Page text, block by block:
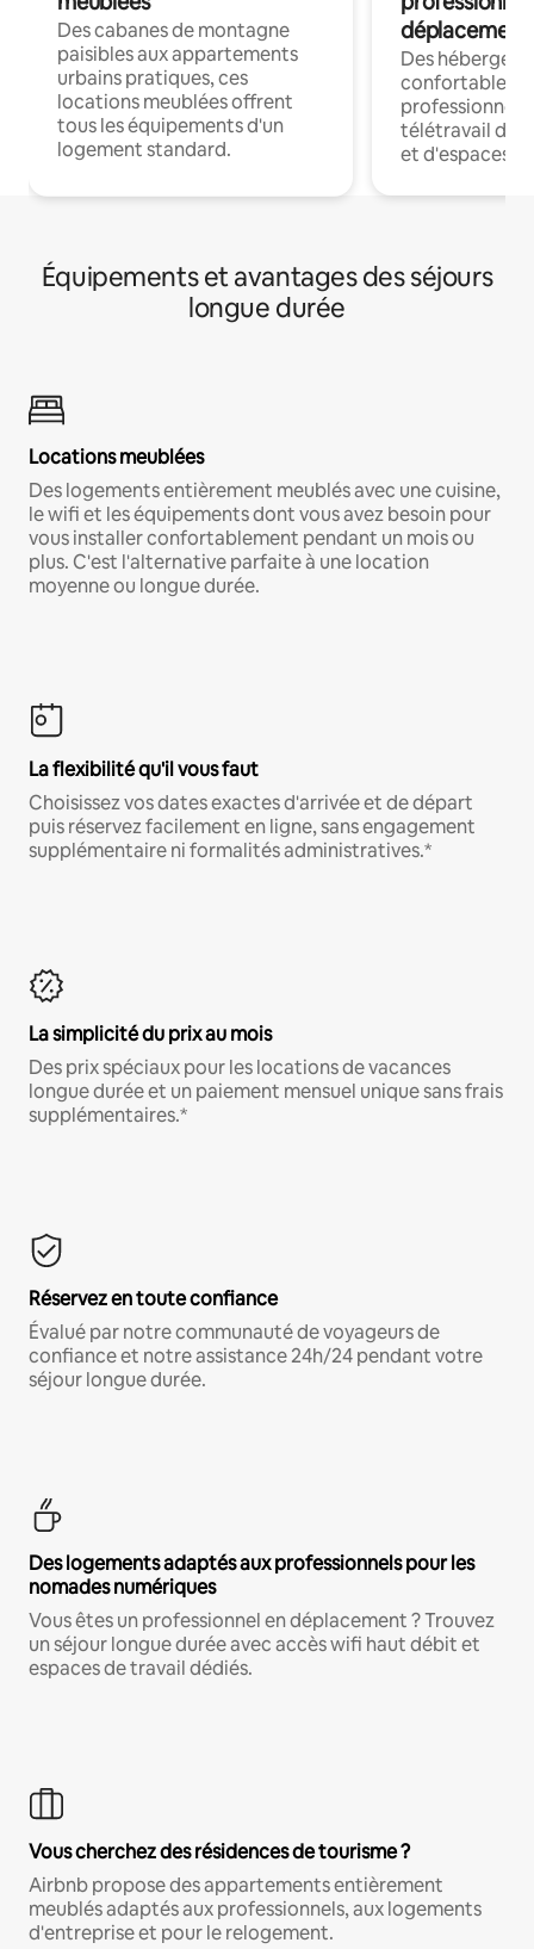
Des cabanes de montagne
paisibles aux appartements
urbains pratiques, ces
locations meublées offrent
tous les équipements d'un
logement standard.
déplacement
Des
confortables
professionnels
télétravail
et d'espaces
Équipements et avantages des séjours
longue durée
Locations meublées
Des logements entièrement meublés avec une cuisine,
le wifi et les équipements dont vous avez besoin pour
vous installer confortablement pendant un mois ou
plus. C'est l'alternative parfaite à une location
moyenne ou longue durée.
La flexibilité qu'il vous faut
Choisissez vos dates exactes d'arrivée et de départ
puis réservez facilement en ligne, sans engagement
supplémentaire ni formalités administratives.*
La simplicité du prix au mois
Des prix spéciaux pour les locations de vacances
longue durée et un paiement mensuel unique sans frais
supplémentaires.*
Réservez en toute confiance
Évalué par notre communauté de voyageurs de
confiance et notre assistance 24h/24 pendant votre
séjour longue durée.
Des logements adaptés aux professionnels pour les
nomades numériques
Vous êtes un professionnel en déplacement ? Trouvez
un séjour longue durée avec accès wifi haut débit et
espaces de travail dédiés.
Vous cherchez des résidences de tourisme ?
Airbnb propose des appartements entièrement
meublés adaptés aux professionnels, aux logements
d'entreprise et pour le relogement.